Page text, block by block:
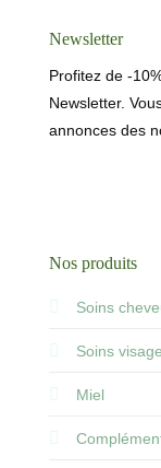
Nos produits
Soins
Soins visage
Miel
Newsletter
Profitez de -
Newsletter.
annonces des